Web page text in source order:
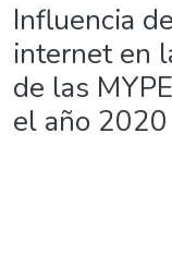
Influencia
internet en
de las
el año 2020